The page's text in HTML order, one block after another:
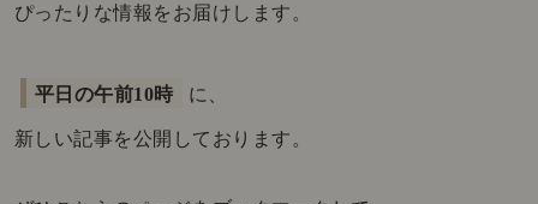
ぴったりな情報をお届けします。
平日の午前10時 に、
新しい記事を公開しております。